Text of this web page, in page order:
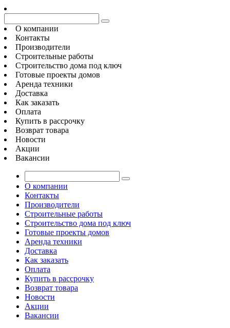
О компании
Контакты
Производители
Строительные работы
Строительство дома под ключ
Готовые проекты домов
Аренда техники
Доставка
Как заказать
Оплата
Купить в рассрочку
Возврат товара
Новости
Акции
Вакансии
О компании
Контакты
Производители
Строительные работы
Строительство дома под ключ
Готовые проекты домов
Аренда техники
Доставка
Как заказать
Оплата
Купить в рассрочку
Возврат товара
Новости
Акции
Вакансии